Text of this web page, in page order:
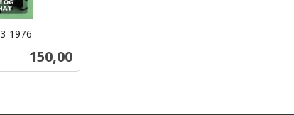
1976
Pris
150,00